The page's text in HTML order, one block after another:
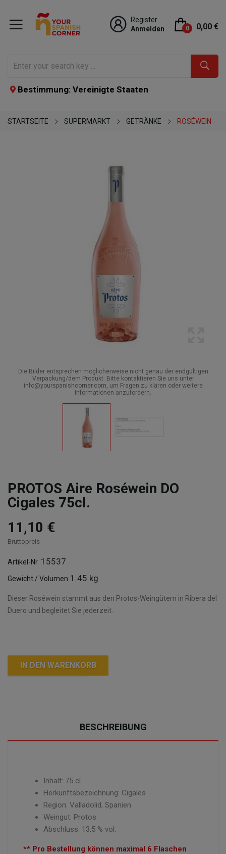
Register
Anmelden
0 0,00 €
Bestimmung: Vereinigte Staaten
STARTSEITE SUPERMARKT GETRÄNKE ROSÉWEIN
Die Bilder entsprechen möglicherweise nicht genau der endgültigen
Verpackung/dem Produkt. Bitte kontaktieren Sie uns unter
info@yourspanishcorner.com, um Fragen zu klären oder weitere
Informationen anzufordern.
PROTOS Aire Roséwein DO
Cigales 75cl.
11,10 €
Bruttopreis
Artikel-Nr. 15537
Gewicht / Volumen 1.45 kg
Dieser Roséwein stammt aus den Protos-Weingütern in Ribera del
Duero und begleitet Sie jederzeit.
IN DEN WARENKORB
BESCHREIBUNG
Inhalt: 75 cl
Herkunftsbezeichnung: Cigales
Region: Valladolid, Spanien
Weingut: Protos
Abschluss: 13,5 % vol.
** Pro Bestellung können maximal 6 Flaschen